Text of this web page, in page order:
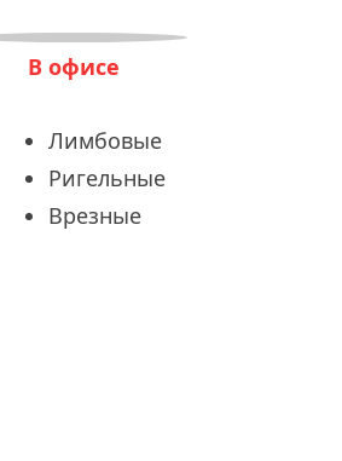
В офисе
Лимбовые
Ригельные
Врезные